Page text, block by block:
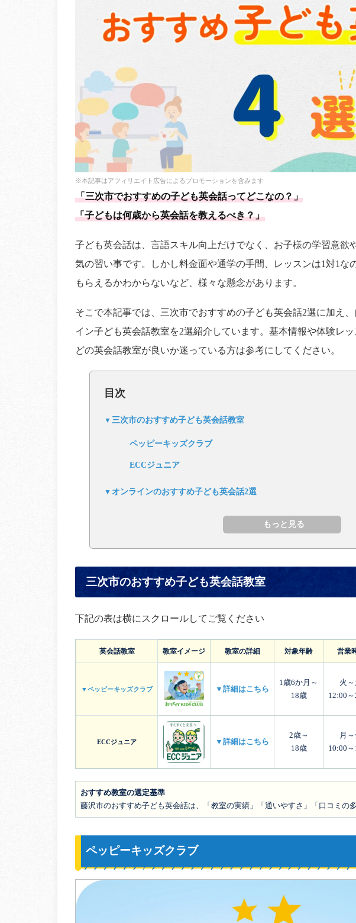
※本記事はアフィリエイト広告によるプロモーションを含みます
「三次市でおすすめの子ども英会話ってどこなの？」
「子どもは何歳から英会話を教えるべき？」
子ども英会話は、言語スキル向上だけでなく、お子様の学習意欲
気の習い事です。しかし料金面や通学の手間、レッスンは1対1な
もらえるかわからないなど、様々な懸念があります。
そこで本記事では、三次市でおすすめの子ども英会話2選に加え
イン子ども英会話教室を2選紹介しています。基本情報や体験レッ
どの英会話教室が良いか迷っている方は参考にしてください。
目次
三次市のおすすめ子ども英会話教室
ペッピーキッズクラブ
ECCジュニア
オンラインのおすすめ子ども英会話2選
三次市のおすすめ子ども英会話教室
下記の表は横にスクロールしてご覧ください
英会話教室 教室イメージ 教室の詳細 対象年齢 営業
▼ペッピーキッズクラブ ▼詳細はこちら
1歳6か月～
18歳
火
12:00
ECCジュニア ▼詳細はこちら
2歳～
18歳
月
10:00
おすすめ教室の選定基準
藤沢市のおすすめ子ども英会話は、「教室の実績」「通いやすさ」「口コミの
ペッピーキッズクラブ